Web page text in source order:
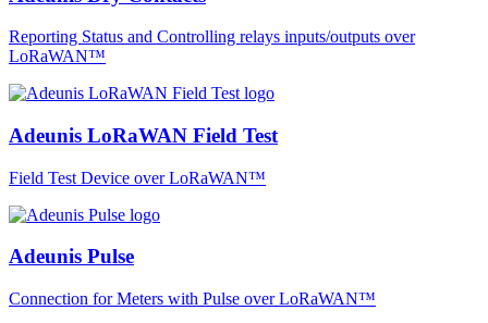
Reporting Status and Controlling relays inputs/outputs over
LoRaWAN™
Adeunis LoRaWAN Field Test
Field Test Device over LoRaWAN™
Adeunis Pulse
Connection for Meters with Pulse over LoRaWAN™